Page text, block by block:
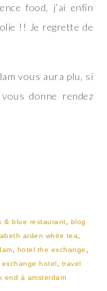
food, j’ai enfin
!! Je regrette de
vous aura plu, si
donne rendez
& blue restaurant
blog
arden white tea
hotel the exchange
exchange hotel
travel
end à amsterdam